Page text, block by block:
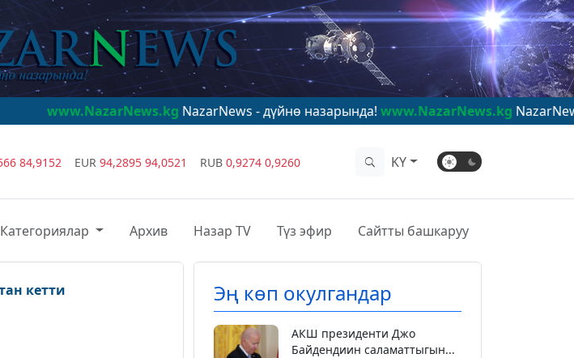
NazarNews - дүйнө назарында! www.NazarNews.kgNazarNews - в
84,9152 EUR 94,2895 94,0521 RUB 0,9274 0,9260 KY
Категориялар Архив Назар TV Түз эфир Сайтты башкаруу
кетти Эң көп окулгандар
АКШ президенти Джо
Байдендиин саламаттыгын...